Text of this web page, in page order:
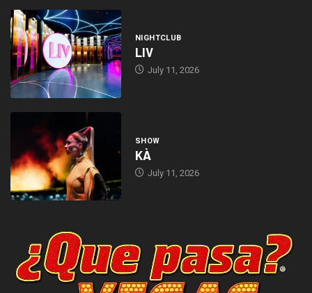
NIGHTCLUB
LIV
July 11, 2026
SHOW
KÀ
July 11, 2026